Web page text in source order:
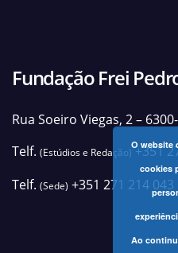
Fundação Frei
Rua Soeiro Viegas, 2 –
Telf. (Estúdios e Redação)+351
Telf. (Sede) +351 271 214 043
O website
cookies
Ao